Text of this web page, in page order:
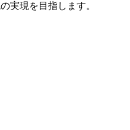
実現を目指します。